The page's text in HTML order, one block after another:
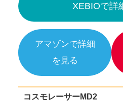
XEBIOで詳
アマゾンで詳細
を見る
コスモレーサーMD2